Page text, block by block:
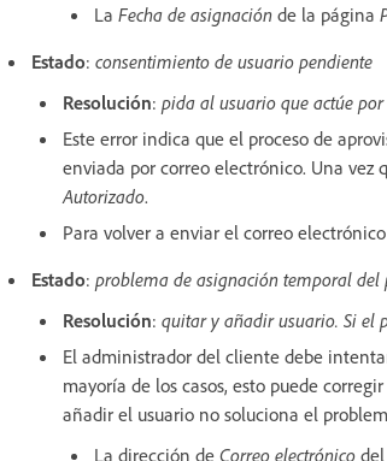
La Fecha de asignación de la página
Estado: consentimiento de usuario pendiente
Resolución: pida al usuario que actúe por
Este error indica que el proceso de
enviada por correo electrónico. Una vez
Autorizado.
Para volver a enviar el correo
Estado: problema de asignación temporal del
Resolución: quitar y añadir usuario. Si el
El administrador del cliente debe
mayoría de los casos, esto puede
añadir el usuario no soluciona el
La dirección de Correo electrónico